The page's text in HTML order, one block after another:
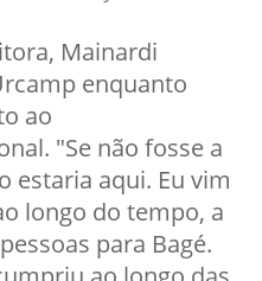
Mainardi
enquanto
ao
"Se não fosse a
estaria aqui. Eu vim
longo do tempo, a
para Bagé.